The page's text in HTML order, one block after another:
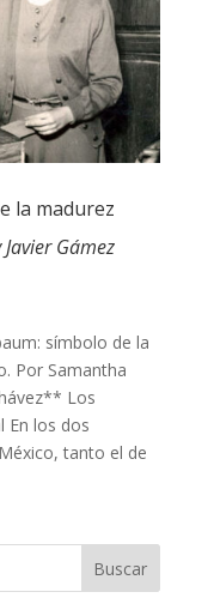
la madurez
Gámez
símbolo de la
Por Samantha
Los
En los dos
tanto el de
Buscar